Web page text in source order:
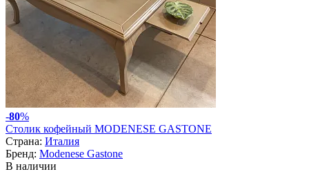
-80%
Столик кофейный MODENESE GASTONE
Страна: Италия
Бренд: Modenese Gastone
В наличии